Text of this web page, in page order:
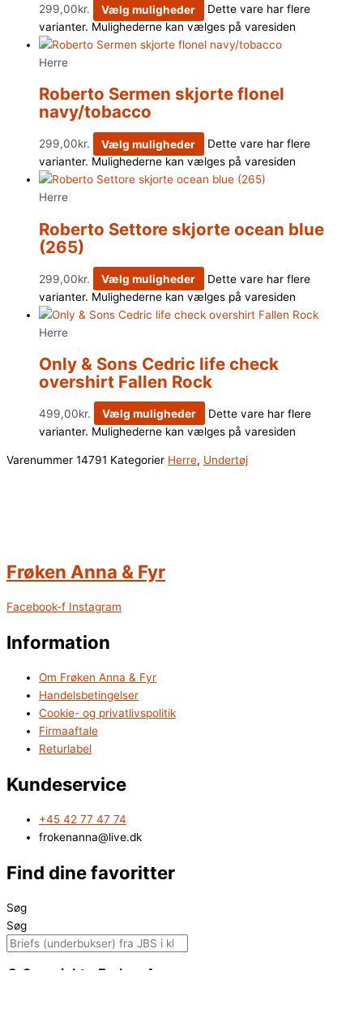
299,00kr. Vælg muligheder
Dette vare har flere
varianter. Mulighederne kan vælges på varesiden
Herre
Roberto Sermen skjorte flonel
navy/tobacco
299,00kr. Vælg muligheder
Dette vare har flere
varianter. Mulighederne kan vælges på varesiden
Herre
Roberto Settore skjorte ocean blue
(265)
299,00kr. Vælg muligheder
Dette vare har flere
varianter. Mulighederne kan vælges på varesiden
Herre
Only & Sons Cedric life check
overshirt Fallen Rock
499,00kr. Vælg muligheder
Dette vare har flere
varianter. Mulighederne kan vælges på varesiden
Varenummer 14791 Kategorier Herre, Undertøj
Frøken Anna & Fyr
Facebook-f Instagram
Information
Om Frøken Anna & Fyr
Handelsbetingelser
Cookie- og privatlivspolitik
Firmaaftale
Returlabel
Kundeservice
+45 42 77 47 74
frokenanna@live.dk
Find dine favoritter
Søg
Søg
© Copyright - Frøken Anna